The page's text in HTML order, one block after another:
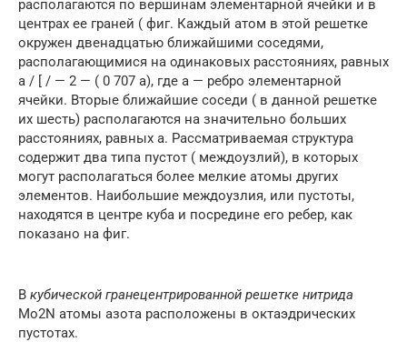
располагаются по вершинам элементарной ячейки и в
центрах ее граней ( фиг. Каждый атом в этой решетке
окружен двенадцатью ближайшими соседями,
располагающимися на одинаковых расстояниях, равных
а / [ / — 2 — ( 0 707 а), где а — ребро элементарной
ячейки. Вторые ближайшие соседи ( в данной решетке
их шесть) располагаются на значительно больших
расстояниях, равных а. Рассматриваемая структура
содержит два типа пустот ( междоузлий), в которых
могут располагаться более мелкие атомы других
элементов. Наибольшие междоузлия, или пустоты,
находятся в центре куба и посредине его ребер, как
показано на фиг.
В кубической гранецентрированной решетке нитрида
Mo2N атомы азота расположены в октаэдрических
пустотах.